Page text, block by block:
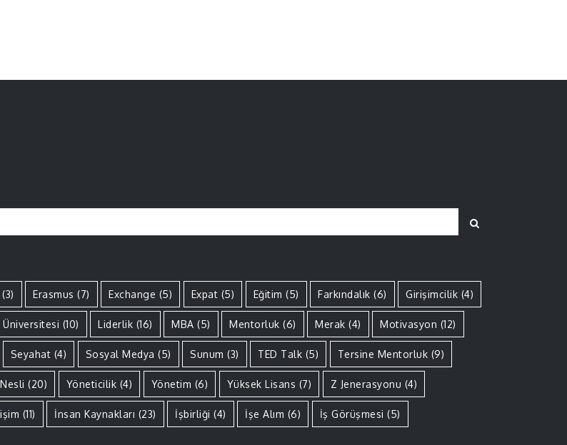
(3) Erasmus (7) Exchange (5) Expat (5) Eğitim (5) Farkındalık (6) Girişimcilik (4)
Üniversitesi (10) Liderlik (16) MBA (5) Mentorluk (6) Merak (4) Motivasyon (12)
Seyahat (4) Sosyal Medya (5) Sunum (3) TED Talk (5) Tersine Mentorluk (9)
(20) Yöneticilik (4) Yönetim (6) Yüksek Lisans (7) Z Jenerasyonu (4)
(11) İnsan Kaynakları (23) İşbirliği (4) İşe Alım (6) İş Görüşmesi (5)